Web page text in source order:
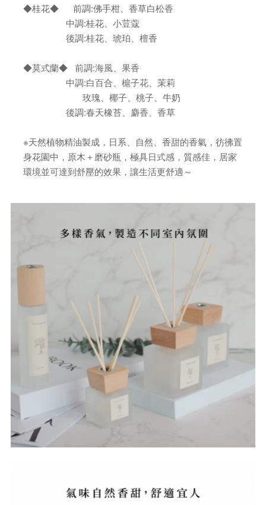
◆桂花◆ 前調:佛手柑、香草白松香
中調:桂花、小荳蔻
後調:桂花、琥珀、檀香
◆莫式蘭◆ 前調:海風、果香
中調:白百合、槴子花、茉莉
玫瑰、椰子、桃子、牛奶
後調:春天橡苔、麝香、香草
※天然植物精油製成，日系、自然、香甜的香氣，彷彿置
身花園中，原木＋磨砂瓶，極具日式感，質感佳，居家
環境並可達到舒壓的效果，讓生活更舒適～